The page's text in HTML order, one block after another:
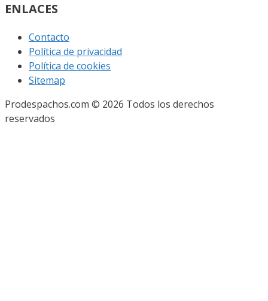
ENLACES
Contacto
Política de privacidad
Política de cookies
Sitemap
Prodespachos.com © 2026 Todos los derechos
reservados